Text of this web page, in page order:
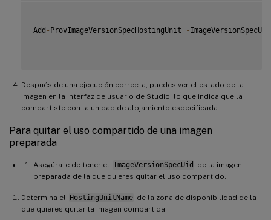
Add - ProvImageVersionSpecHostingUnit -
Después de una ejecución correcta, puedes ver el estado de la
imagen en la interfaz de usuario de Studio, lo que indica que la
compartiste con la unidad de alojamiento especificada.
Para quitar el uso compartido de una imagen
preparada
Asegúrate de tener el ImageVersionSpecUid
de la imagen
preparada de la que quieres quitar el uso compartido.
Determina el HostingUnitName de la zona de disponibilidad de la
que quieres quitar la imagen compartida.